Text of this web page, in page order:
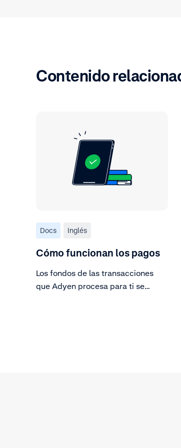
Contenido
Docs Inglés
Cómo funcionan los pagos
Los fondos de las transacciones
que Adyen procesa para ti se